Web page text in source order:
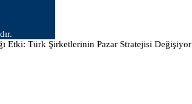
Etki: Türk Şirketlerinin Pazar Stratejisi Değişiyor